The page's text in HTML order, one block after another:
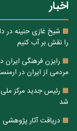
اخبار
شیخ غازی حنینه در
را نقش بر آب کنیم
مردمی از ایران در
رئیس جدید مرکز
شد
دریاقت آثار